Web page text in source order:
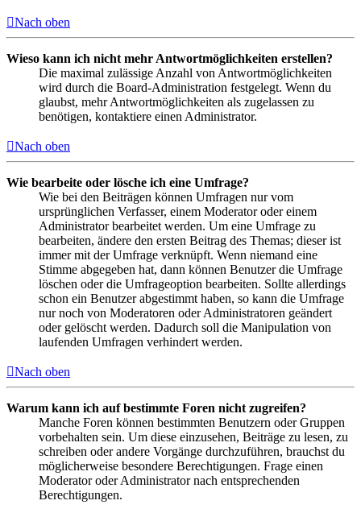
Nach oben
Wieso kann ich nicht mehr Antwortmöglichkeiten erstellen?
Die maximal zulässige Anzahl von Antwortmöglichkeiten
wird durch die Board-Administration festgelegt. Wenn du
glaubst, mehr Antwortmöglichkeiten als zugelassen zu
benötigen, kontaktiere einen Administrator.
Nach oben
Wie bearbeite oder lösche ich eine Umfrage?
Wie bei den Beiträgen können Umfragen nur vom
ursprünglichen Verfasser, einem Moderator oder einem
Administrator bearbeitet werden. Um eine Umfrage zu
bearbeiten, ändere den ersten Beitrag des Themas; dieser ist
immer mit der Umfrage verknüpft. Wenn niemand eine
Stimme abgegeben hat, dann können Benutzer die Umfrage
löschen oder die Umfrageoption bearbeiten. Sollte allerdings
schon ein Benutzer abgestimmt haben, so kann die Umfrage
nur noch von Moderatoren oder Administratoren geändert
oder gelöscht werden. Dadurch soll die Manipulation von
laufenden Umfragen verhindert werden.
Nach oben
Warum kann ich auf bestimmte Foren nicht zugreifen?
Manche Foren können bestimmten Benutzern oder Gruppen
vorbehalten sein. Um diese einzusehen, Beiträge zu lesen, zu
schreiben oder andere Vorgänge durchzuführen, brauchst du
möglicherweise besondere Berechtigungen. Frage einen
Moderator oder Administrator nach entsprechenden
Berechtigungen.